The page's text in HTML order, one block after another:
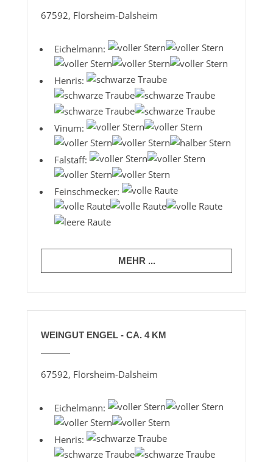
67592, Flörsheim-Dalsheim
Eichelmann:
Henris:
Vinum:
Falstaff:
Feinschmecker:
MEHR ...
WEINGUT ENGEL - CA. 4 KM
67592, Flörsheim-Dalsheim
Eichelmann:
Henris: